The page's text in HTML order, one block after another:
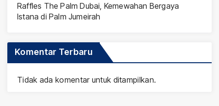
Raffles The Palm Dubai, Kemewahan Bergaya
Istana di Palm Jumeirah
Komentar Terbaru
Tidak ada komentar untuk ditampilkan.